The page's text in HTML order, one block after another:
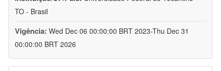
TO - Brasil
Vigência: Wed Dec 06 00:00:00 BRT 2023-Thu Dec 31
00:00:00 BRT 2026